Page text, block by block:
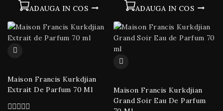
ADAUGA IN COS ADAUGA IN COS
Maison Francis Kurkdjian
Extrait De Parfum 70 Ml
Maison Francis Kurkdjian
Grand Soir Eau De Parfum